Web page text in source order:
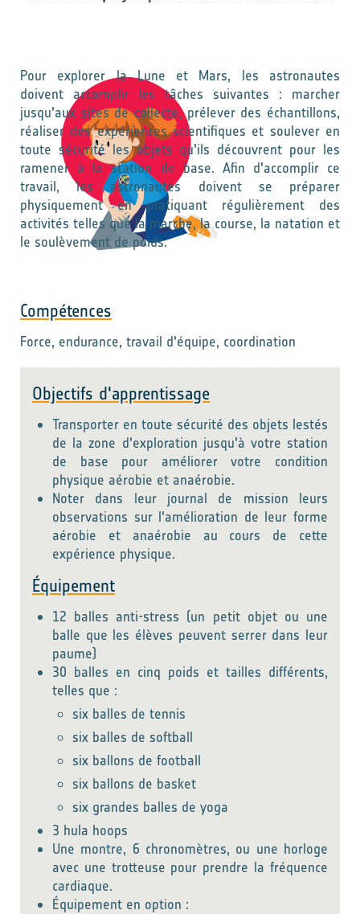
Pour explorer la Lune et Mars, les astronautes
doivent accomplir les tâches suivantes : marcher
jusqu'aux sites de collecte, prélever des échantillons,
réaliser des expériences scientifiques et soulever en
toute sécurité les objets qu'ils découvrent pour les
ramener à la station de base. Afin d'accomplir ce
travail, les astronautes doivent se préparer
physiquement en pratiquant régulièrement des
activités telles que la marche, la course, la natation et
le soulèvement de poids.
Compétences
Force, endurance, travail d'équipe, coordination
Objectifs d'apprentissage
Transporter en toute sécurité des objets lestés
de la zone d'exploration jusqu'à votre station
de base pour améliorer votre condition
physique aérobie et anaérobie.
Noter dans leur journal de mission leurs
observations sur l'amélioration de leur forme
aérobie et anaérobie au cours de cette
expérience physique.
Équipement
12 balles anti-stress (un petit objet ou une
balle que les élèves peuvent serrer dans leur
paume)
30 balles en cinq poids et tailles différents,
telles que :
six balles de tennis
six balles de softball
six ballons de football
six ballons de basket
six grandes balles de yoga
3 hula hoops
Une montre, 6 chronomètres, ou une horloge
avec une trotteuse pour prendre la fréquence
cardiaque.
Équipement en option :